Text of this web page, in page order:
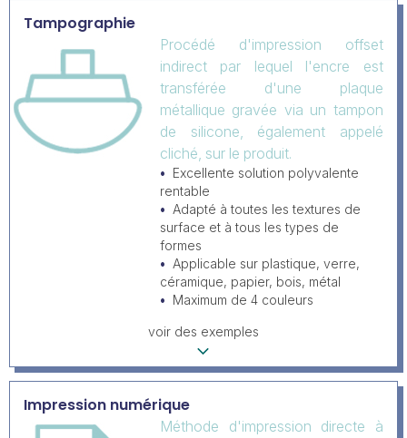
Tampographie
Procédé d'impression offset
indirect par lequel l'encre est
transférée d'une plaque
métallique gravée via un tampon
de silicone, également appelé
cliché, sur le produit.
Excellente solution polyvalente
rentable
Adapté à toutes les textures de
surface et à tous les types de
formes
Applicable sur plastique, verre,
céramique, papier, bois, métal
Maximum de 4 couleurs
voir des exemples
Impression numérique
Méthode d'impression directe à